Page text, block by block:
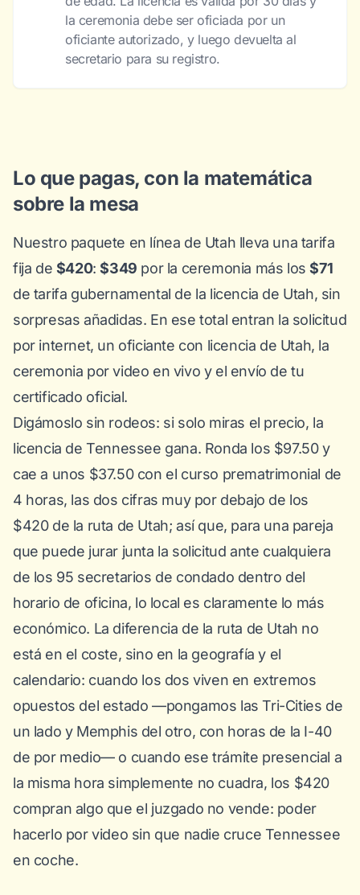
la ceremonia debe ser oficiada por un
oficiante autorizado, y luego devuelta al
secretario para su registro.
Lo que pagas, con la matemática
sobre la mesa
Nuestro paquete en línea de Utah lleva una tarifa
fija de $420:$349 por la ceremonia más los$71
de tarifa gubernamental de la licencia de Utah, sin
sorpresas añadidas. En ese total entran la solicitud
por internet, un oficiante con licencia de Utah, la
ceremonia por video en vivo y el envío de tu
certificado oficial.
Digámoslo sin rodeos: si solo miras el precio, la
licencia de Tennessee gana. Ronda los $97.50 y
cae a unos $37.50 con el curso prematrimonial de
4 horas, las dos cifras muy por debajo de los
$420 de la ruta de Utah; así que, para una pareja
que puede jurar junta la solicitud ante cualquiera
de los 95 secretarios de condado dentro del
horario de oficina, lo local es claramente lo más
económico. La diferencia de la ruta de Utah no
está en el coste, sino en la geografía y el
calendario: cuando los dos viven en extremos
opuestos del estado —pongamos las Tri-Cities de
un lado y Memphis del otro, con horas de la I-40
de por medio— o cuando ese trámite presencial a
la misma hora simplemente no cuadra, los $420
compran algo que el juzgado no vende: poder
hacerlo por video sin que nadie cruce Tennessee
en coche.